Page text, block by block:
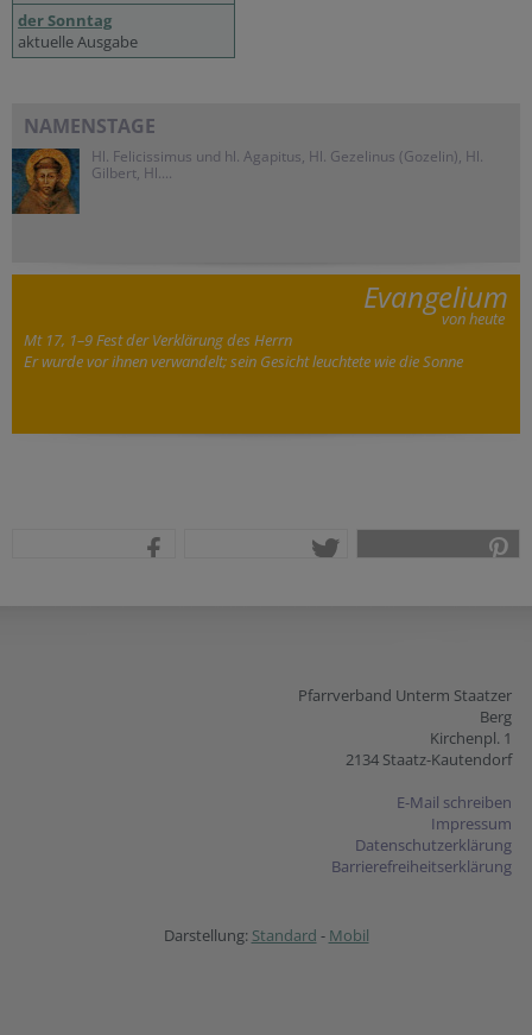
der Sonntag
aktuelle Ausgabe
NAMENSTAGE
Hl. Felicissimus und hl. Agapitus, Hl. Gezelinus (Gozelin), Hl.
Gilbert, Hl....
Evangelium
von heute
Mt 17, 1–9 Fest der Verklärung des Herrn
Er wurde vor ihnen verwandelt; sein Gesicht leuchtete wie die Sonne
Pfarrverband Unterm Staatzer
Berg
Kirchenpl. 1
2134 Staatz-Kautendorf
E-Mail schreiben
Impressum
Datenschutzerklärung
Barrierefreiheitserklärung
Darstellung: Standard - Mobil